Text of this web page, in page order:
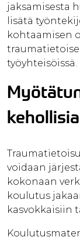
jaksamisesta
lisätä
kohtaamisen
työyhteisöissä.
voidaan
kokonaan
koulutus
kasvokkaisiin